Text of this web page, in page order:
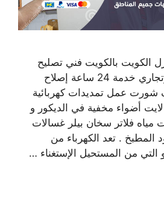
الكويت بالكويت فني تصليح
صيانة كهرباء منزلي وتجاري خدمة 24 ساعة إصلاح
شورت عمل تمديدات كهربائية
أضواء مخفية في الديكور و
فلاتر سخان بيلر غسالات
المطبخ . تعد الكهرباء من
التي من المستحيل الإستغناء …